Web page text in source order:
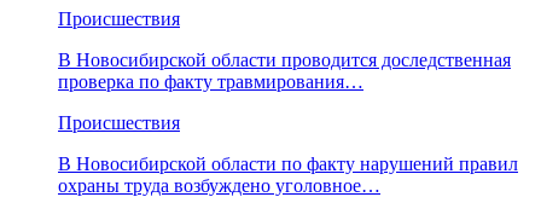
Происшествия
В Новосибирской области проводится доследственная
проверка по факту травмирования…
Происшествия
В Новосибирской области по факту нарушений правил
охраны труда возбуждено уголовное…